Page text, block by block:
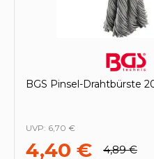
BGS Pinsel-Drahtbürste
4,40 € 4,89 €
UVP: 6,70 €